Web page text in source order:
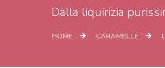
Dalla liquirizia
HOME CARAMELLE